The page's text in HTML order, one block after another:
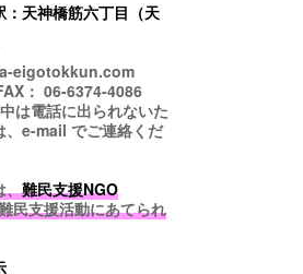
天神橋筋六丁目（天
eigotokkun.com
： 06-6374-4086
電話に出られないた
、e-mail でご連絡くだ
、難民支援NGO
民支援活動にあてられ